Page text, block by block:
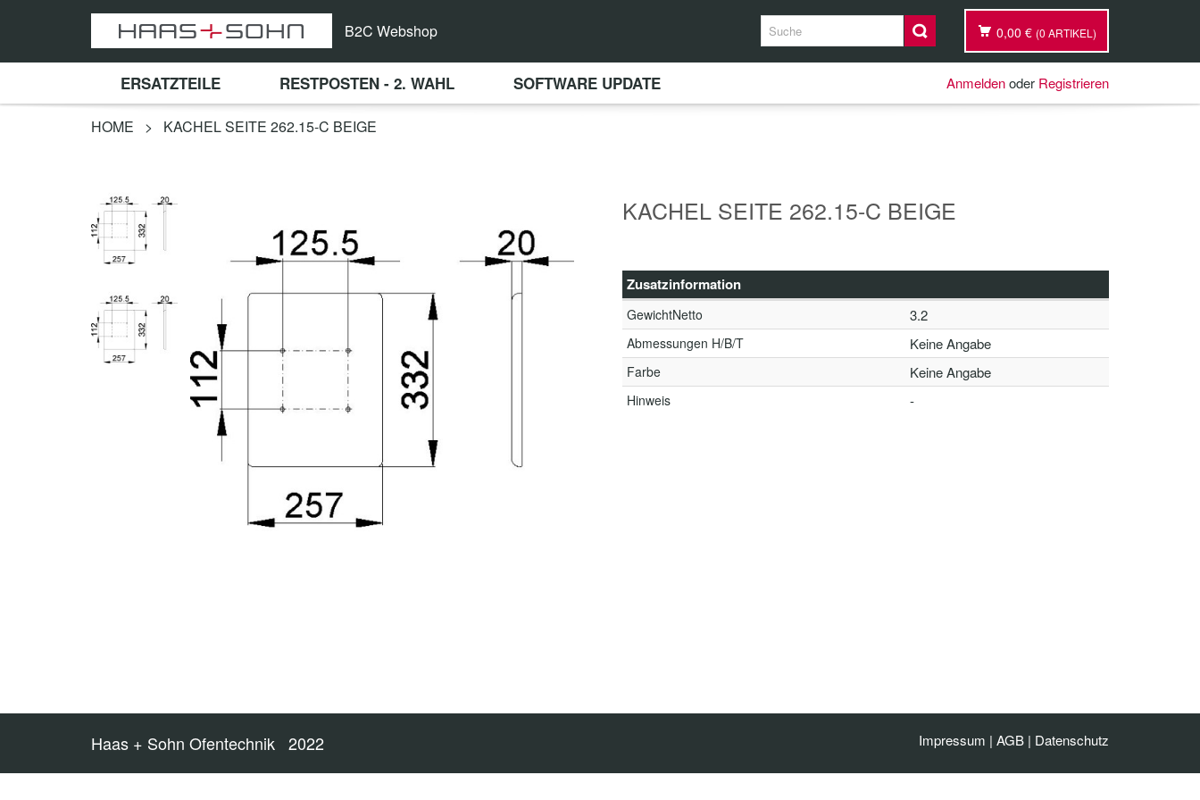
B2C Webshop 0,00 € (0 ARTIKEL)
ERSATZTEILE RESTPOSTEN - 2. WAHL SOFTWARE UPDATE Anmeldenoder Registrieren
HOME > KACHEL SEITE 262.15-C BEIGE
KACHEL SEITE 262.15-C BEIGE
Zusatzinformation
GewichtNetto 3.2
Abmessungen H/B/T Keine Angabe
Farbe Keine Angabe
Hinweis -
Haas + Sohn Ofentechnik 2022 Impressum | AGB | Datenschutz